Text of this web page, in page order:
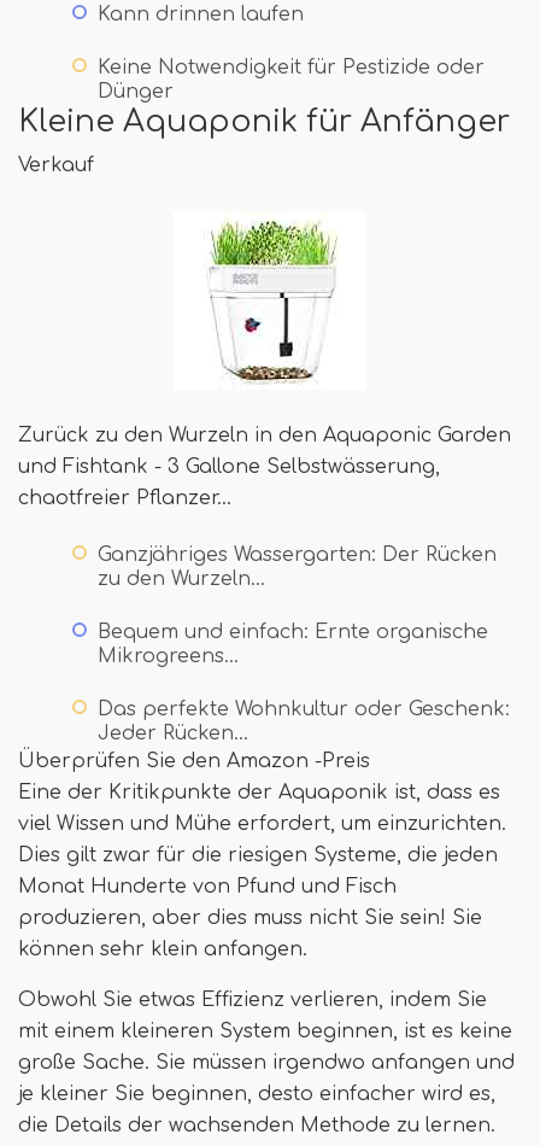
Kann drinnen laufen
Keine Notwendigkeit für Pestizide oder
Dünger
Kleine Aquaponik für Anfänger
Verkauf
Zurück zu den Wurzeln in den Aquaponic Garden
und Fishtank - 3 Gallone Selbstwässerung,
chaotfreier Pflanzer…
Ganzjähriges Wassergarten: Der Rücken
zu den Wurzeln…
Bequem und einfach: Ernte organische
Mikrogreens…
Das perfekte Wohnkultur oder Geschenk:
Jeder Rücken…
Überprüfen Sie den Amazon -Preis
Eine der Kritikpunkte der Aquaponik ist, dass es
viel Wissen und Mühe erfordert, um einzurichten.
Dies gilt zwar für die riesigen Systeme, die jeden
Monat Hunderte von Pfund und Fisch
produzieren, aber dies muss nicht Sie sein! Sie
können sehr klein anfangen.
Obwohl Sie etwas Effizienz verlieren, indem Sie
mit einem kleineren System beginnen, ist es keine
große Sache. Sie müssen irgendwo anfangen und
je kleiner Sie beginnen, desto einfacher wird es,
die Details der wachsenden Methode zu lernen.